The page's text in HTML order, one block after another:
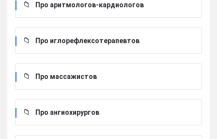
Про аритмологов-кардиологов
Про иглорефлексотерапевтов
Про массажистов
Про ангиохирургов